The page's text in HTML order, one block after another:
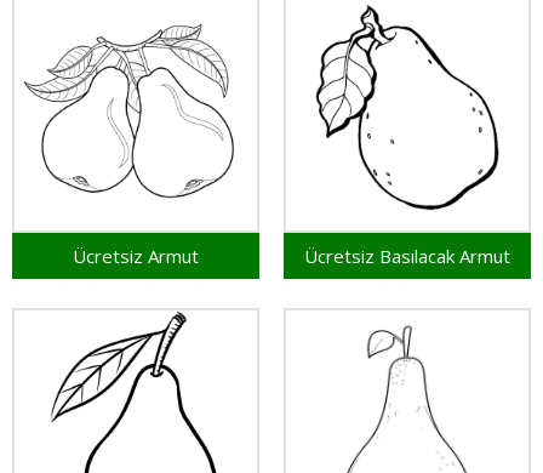
Ücretsiz Armut Ücretsiz Basılacak Armut